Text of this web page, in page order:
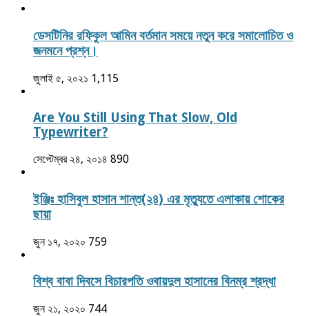
ডেসটিনির রফিকুল আমিন বর্তমান সময়ে নতুন করে সমালোচিত ও
জনমনে প্রশ্ন।
জুলাই ৫, ২০২১ 1,115
Are You Still Using That Slow, Old
Typewriter?
সেপ্টেম্বর ২৪, ২০১৪ 890
ইঞ্জিঃ হাসিবুল হাসান শান্ত(২৪) এর মৃত্যুতে এলাকায় শোকের
ছায়া
জুন ১৭, ২০২০ 759
বিশ্ব বাবা দিবসে বিচারপতি ওবায়দুল হাসানের বিনম্র শ্রদ্ধা
জুন ২১, ২০২০ 744